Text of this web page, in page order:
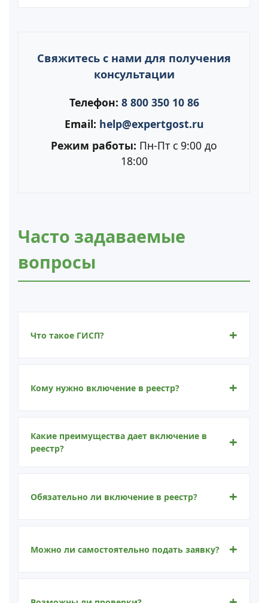
Свяжитесь с нами для получения
консультации
Телефон: 8 800 350 10 86
Email: help@expertgost.ru
Режим работы: Пн-Пт с 9:00 до
18:00
Часто задаваемые
вопросы
Что такое ГИСП?
Кому нужно включение в реестр?
Какие преимущества дает включение в
реестр?
Обязательно ли включение в реестр?
Можно ли самостоятельно подать заявку?